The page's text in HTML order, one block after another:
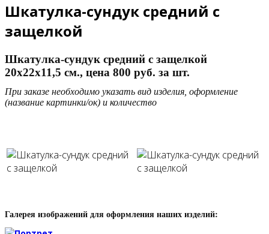
Шкатулка-сундук средний с
защелкой
Шкатулка-сундук средний с защелкой
20х22х11,5 см., цена 800 руб. за шт.
При заказе необходимо указать вид изделия, оформление
(название картинки/ок) и количество
Галерея изображений для оформления наших изделий: